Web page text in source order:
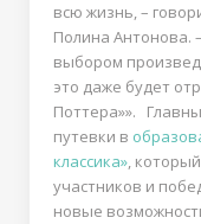
всю жизнь, –
Полина Антонова.
выбором
это даже будет
Поттера»».
путевки в
классика»,
участников и
новые